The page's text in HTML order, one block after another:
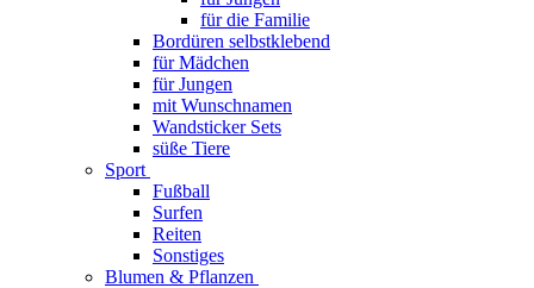
für die Familie
Bordüren selbstklebend
für Mädchen
für Jungen
mit Wunschnamen
Wandsticker Sets
süße Tiere
Sport
Fußball
Surfen
Reiten
Sonstiges
Blumen & Pflanzen